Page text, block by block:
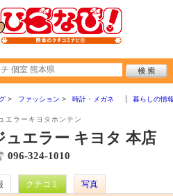
ファッション 時計・メガネ 暮らしの情報
エラーキヨタホンテン
ュエラー キヨタ 本店
096-324-1010
クチコミ
写真